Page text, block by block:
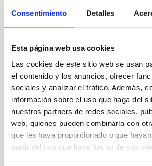
Consentimiento Detalles
Esta página web usa cookies
Las cookies de este sitio web se usan
el contenido y los anuncios, ofrecer
sociales y analizar el tráfico. Además,
información sobre el uso que haga del
nuestros partners de redes sociales,
web, quienes pueden combinarla con
que les haya proporcionado o que
partir del uso que haya hecho de sus
EXCLUSIÓN DE GARANTÍAS
6. EL USUARIO reconoce que la
página web y de sus contenidos y
desarrolla bajo su única
concreto, a título meramente
TITULAR no asume ninguna
siguientes ámbitos:
a) La disponibilidad en el